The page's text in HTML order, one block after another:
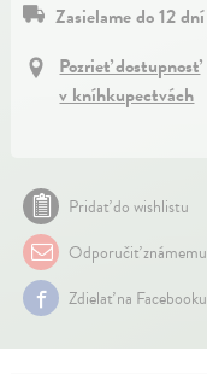
Zasielame do 12 dní
Pozrieť dostupnosť
v kníhkupectvách
Pridať do wishlistu
Odporučiť známemu
Zdielať na Facebooku